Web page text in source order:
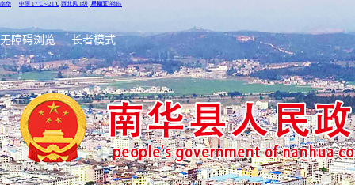
无障碍浏览 长者模式